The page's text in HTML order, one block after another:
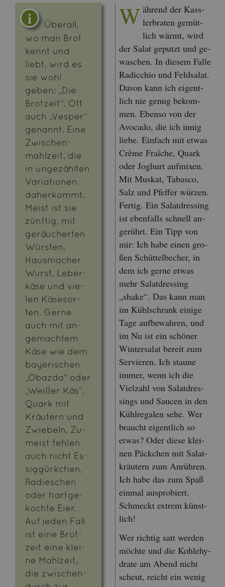
Über­all,
wo man Brot
kennt und
liebt, wird es
sie wohl
geben: „Die
Brot­zeit“. Oft
auch „Ves­per“
ge­nannt. Eine
Zwi­schen­
mahl­zeit, die
in un­ge­zähl­ten
Va­ria­tio­nen
da­her­kommt.
Meist ist sie
zünf­tig, mit
ge­räu­cher­ten
Würs­ten,
Haus­ma­cher
Wurst, Le­ber­
kä­se und vie­
len Kä­se­sor­
ten. Gerne
auch mit an­
ge­mach­tem
Käse wie dem
baye­ri­schen
„Obaz­da“ oder
„Wei­ßer Käs“,
Quark mit
Kräu­tern und
Zwie­beln. Zu­
meist feh­len
auch nicht Es­
sig­gür­k­chen,
Ra­dies­chen
oder hart­ge­
koch­te Eier.
Auf jeden Fall
ist eine Brot­
zeit eine klei­
ne Mahl­zeit,
die zwi­schen­
W äh­rend der Kass­
ler­bra­ten ge­müt­
lich wärmt, wird
der Salat ge­putzt und ge­
wa­schen. In die­sem Falle
Ra­dic­chio und Feld­sa­lat.
Davon kann ich ei­gent­
lich nie genug be­kom­
men. Eben­so von der
Avo­ca­do, die ich innig
liebe. Ein­fach mit etwas
Crème Fraîche, Quark
oder Jo­ghurt auf­mi­xen.
Mit Mus­kat, Ta­bas­co,
Salz und Pfef­fer wür­zen.
Fer­tig. Ein Sa­lat­dres­sing
ist eben­falls schnell an­
ge­rührt. Ein Tipp von
mir: Ich habe einen gro­
ßen Schüt­tel­be­cher, in
dem ich gerne etwas
mehr Sa­lat­dres­sing
„shake“. Das kann man
im Kühl­schrank ei­ni­ge
Tage auf­be­wah­ren, und
im Nu ist ein schö­ner
Win­ter­sa­lat be­reit zum
Ser­vie­ren. Ich stau­ne
immer, wenn ich die
Viel­zahl von Sa­lat­dres­
sings und Sau­cen in den
Kühl­re­ga­len sehe. Wer
braucht ei­gent­lich so
etwas? Oder diese klei­
nen Päck­chen mit Sa­lat­
kräu­tern zum An­rüh­ren.
Ich habe das zum Spaß
ein­mal aus­pro­biert.
Schmeckt ex­trem künst­
lich!
Wer rich­tig satt wer­den
möch­te und die Koh­le­hy­
dra­te am Abend nicht
scheut, reicht ein wenig